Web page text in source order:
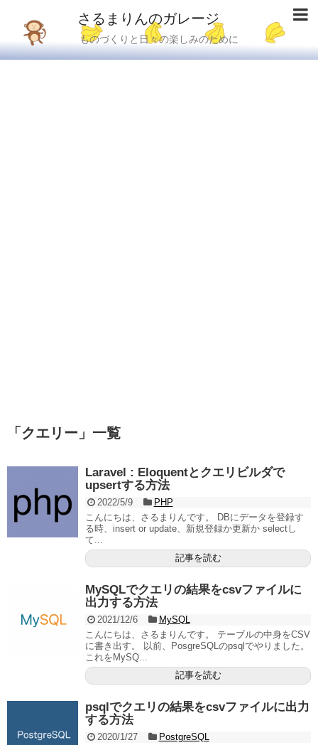
さるまりんのガレージ
ものづくりと日々の楽しみのために
「 クエリー 」 一覧
Laravel : Eloquentとクエリビルダで
upsertする方法
2022/5/9
PHP
こんにちは、さるまりんです。 DBにデータを登録す
る時、insert or update、新規登録か更新か selectし
て...
記事を読む
MySQLでクエリの結果をcsvファイルに
出力する方法
2021/12/6
MySQL
こんにちは、さるまりんです。 テーブルの中身をCSV
に書き出す。 以前、PosgreSQLのpsqlでやりました。
これをMySQ...
記事を読む
psqlでクエリの結果をcsvファイルに出力
する方法
2020/1/27
PostgreSQL